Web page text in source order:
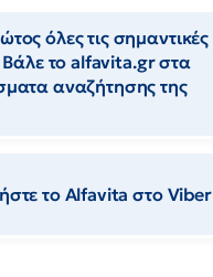
όλες τις σημαντικές
Βάλε το alfavita.gr στα
αναζήτησης της
το Αlfavita στο Viber